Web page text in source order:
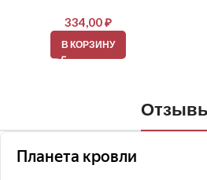
334,00₽
В КОРЗИНУ